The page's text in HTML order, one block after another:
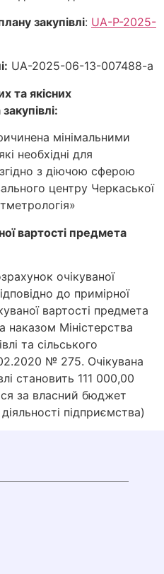
закупівлі: UA-P-2025-
: UA-2025-06-13-007488-a
та якісних
мінімальними
необхідні для
з діючою сферою
центру Черкаської
вартості предмета
очікуваної
до примірної
вартості предмета
наказом Міністерства
та сільського
№ 275. Очікувана
становить 111 000,00
за власний бюджет
підприємства)